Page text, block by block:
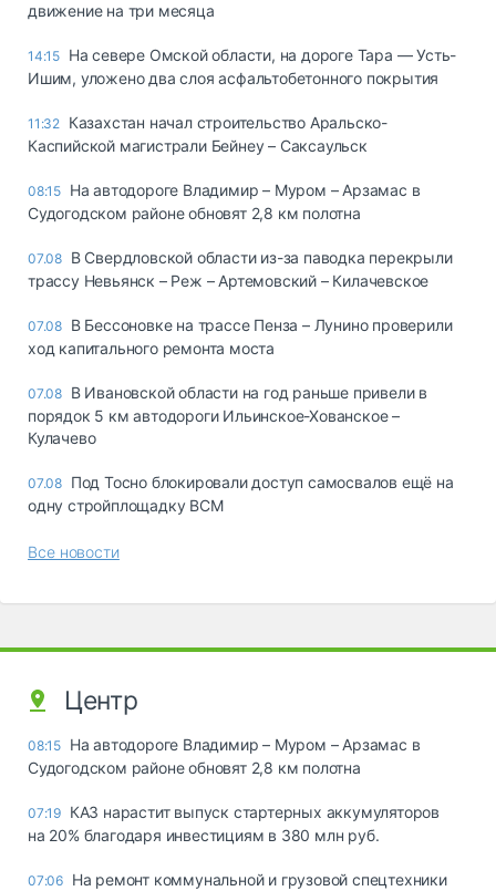
движение на три месяца
14:15 На севере Омской области, на дороге Тара — Усть-
Ишим, уложено два слоя асфальтобетонного покрытия
11:32 Казахстан начал строительство Аральско-
Каспийской магистрали Бейнеу – Саксаульск
08:15 На автодороге Владимир – Муром – Арзамас в
Судогодском районе обновят 2,8 км полотна
07.08 В Свердловской области из-за паводка перекрыли
трассу Невьянск – Реж – Артемовский – Килачевское
07.08 В Бессоновке на трассе Пенза – Лунино проверили
ход капитального ремонта моста
07.08 В Ивановской области на год раньше привели в
порядок 5 км автодороги Ильинское-Хованское –
Кулачево
07.08 Под Тосно блокировали доступ самосвалов ещё на
одну стройплощадку ВСМ
Все новости
Центр
08:15 На автодороге Владимир – Муром – Арзамас в
Судогодском районе обновят 2,8 км полотна
07:19 КАЗ нарастит выпуск стартерных аккумуляторов
на 20% благодаря инвестициям в 380 млн руб.
07:06 На ремонт коммунальной и грузовой спецтехники